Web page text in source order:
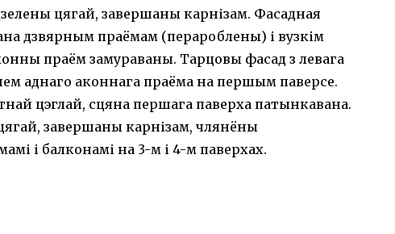
цягай, завершаны карнізам. Фасадная
дзвярным праёмам (перароблены) і вузкім
праём замураваны. Тарцовы фасад з левага
аднаго аконнага праёма на першым паверсе.
цэглай, сцяна першага паверха патынкавана.
завершаны карнізам, члянёны
і балконамі на 3-м і 4-м паверхах.